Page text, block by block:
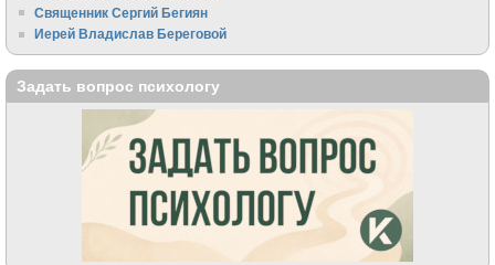
Священник Сергий Бегиян
Иерей Владислав Береговой
Задать вопрос психологу